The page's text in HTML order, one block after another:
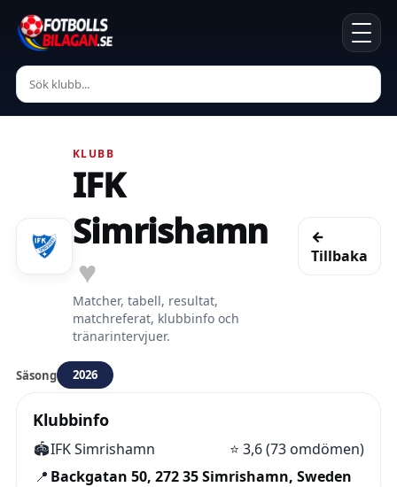
KLUBB
IFK
Simrishamn
♥
Matcher, tabell, resultat,
matchreferat, klubbinfo och
tränarintervjuer.
←
Tillbaka
Säsong 2026
Klubbinfo
🏟️IFK Simrishamn ⭐ 3,6 (73 omdömen)
📍 Backgatan 50, 272 35 Simrishamn, Sweden